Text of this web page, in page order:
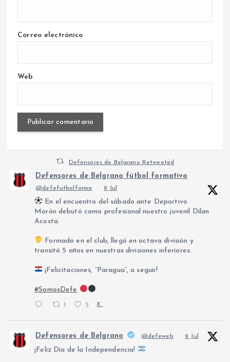
Correo electrónico
Web
Defensores de Belgrano Retweeted
Defensores de Belgrano fútbol formativo
@defefutbolforma · 9 Jul
En el encuentro del sábado ante Deportivo
Morón debutó como profesional nuestro juvenil Dilan
Acosta.
Formado en el club, llegó en octava división y
transitó 5 años en nuestras divisiones inferiores.
¡Felicitaciones, “Paragua”, a seguir!
#SomosDefe
1 5 X
Defensores de Belgrano @defeweb · 9 Jul
¡Feliz Día de la Independencia!